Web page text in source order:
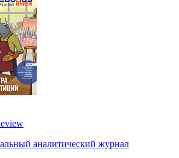
аналитический журнал